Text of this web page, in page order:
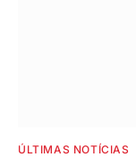
ÚLTIMAS NOTÍCIAS